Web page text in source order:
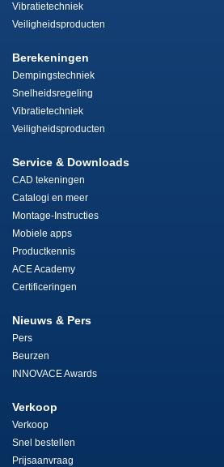
Vibratietechniek
Veiligheidsproducten
Berekeningen
Dempingstechniek
Snelheidsregeling
Vibratietechniek
Veiligheidsproducten
Service & Downloads
CAD tekeningen
Catalogi en meer
Montage-Instructies
Mobiele apps
Productkennis
ACE Academy
Certificeringen
Nieuws & Pers
Pers
Beurzen
INNOVACE Awards
Verkoop
Verkoop
Snel bestellen
Prijsaanvraag